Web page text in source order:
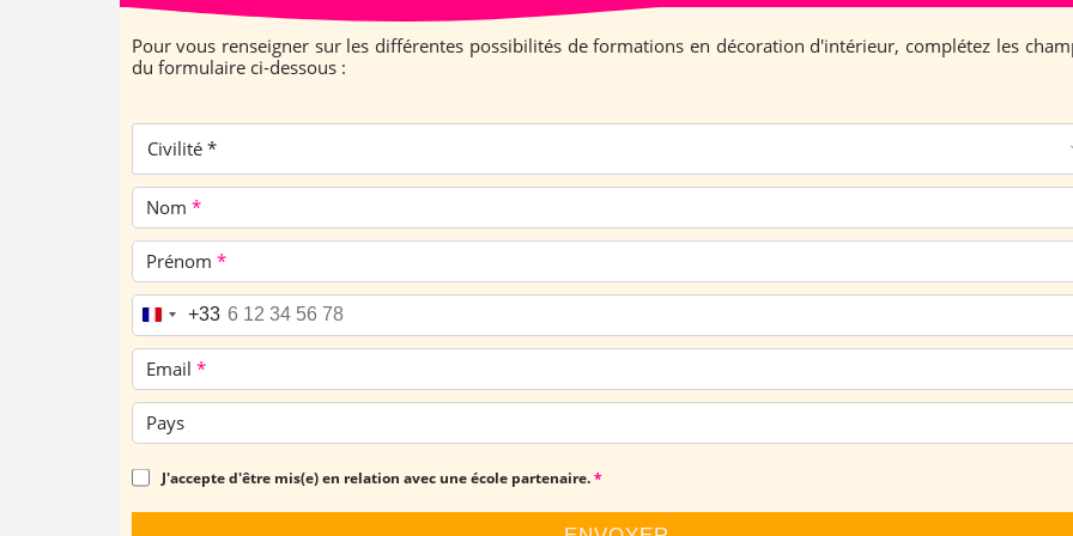
Pour vous renseigner sur les différentes possibilités de formations en décoration d'intérieur, complétez les
du formulaire ci-dessous :
Civilité *
Nom *
Prénom *
Téléphone*
+33
Email *
Pays
J'accepte d'être mis(e) en relation avec une école partenaire.*